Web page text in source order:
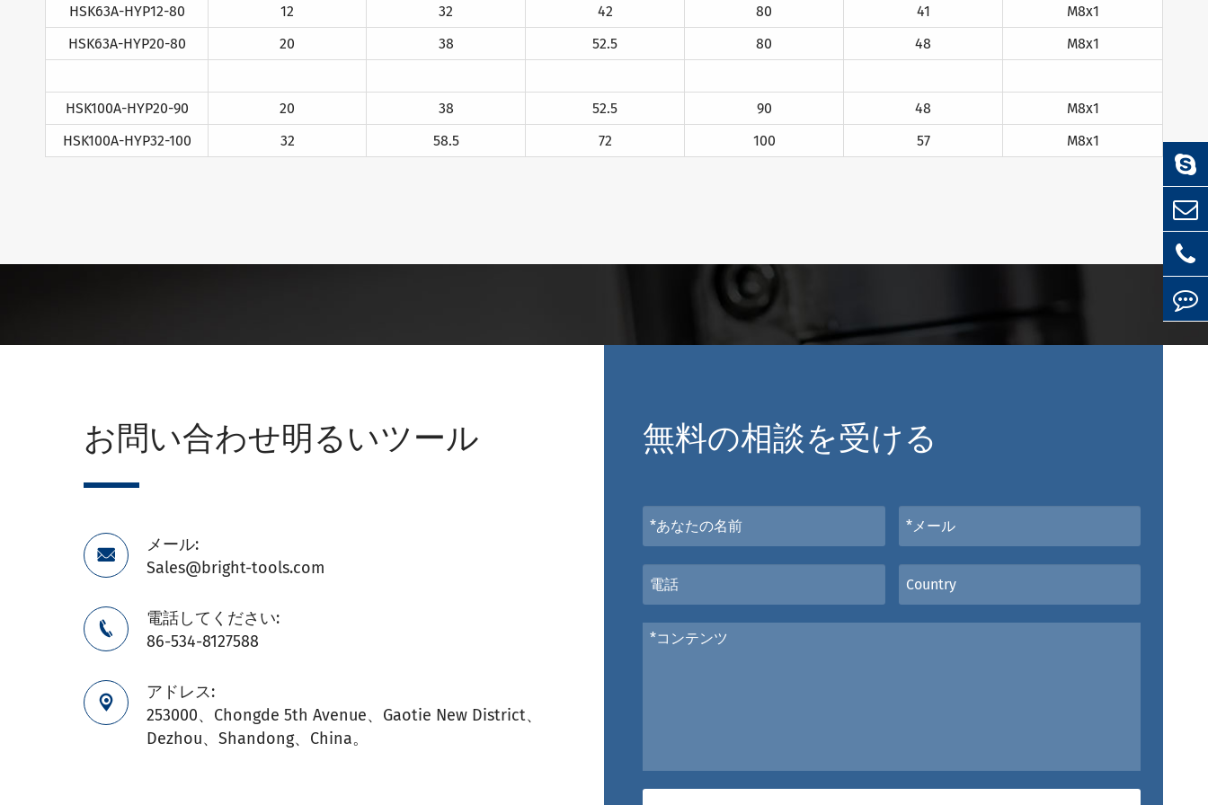
HSK63A-HYP12-80 12 32 42 80 41
M8x1
HSK63A-HYP20-80
20 38 52.5 80 48 M8x1
HSK100A-HYP20-90 20 38 52.5 90 48
M8x1
HSK100A-HYP32-100
32 58.5 72 100 57 M8x1
お問い合わせ明るいツール

メール:
Sales@bright-tools.com

電話してください:
86-534-8127588

アドレス:
253000、Chongde 5th Avenue、Gaotie New District、
Dezhou、Shandong、China。
無料の相談を受ける